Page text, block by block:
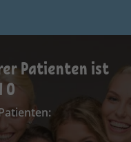
Patienten ist
O